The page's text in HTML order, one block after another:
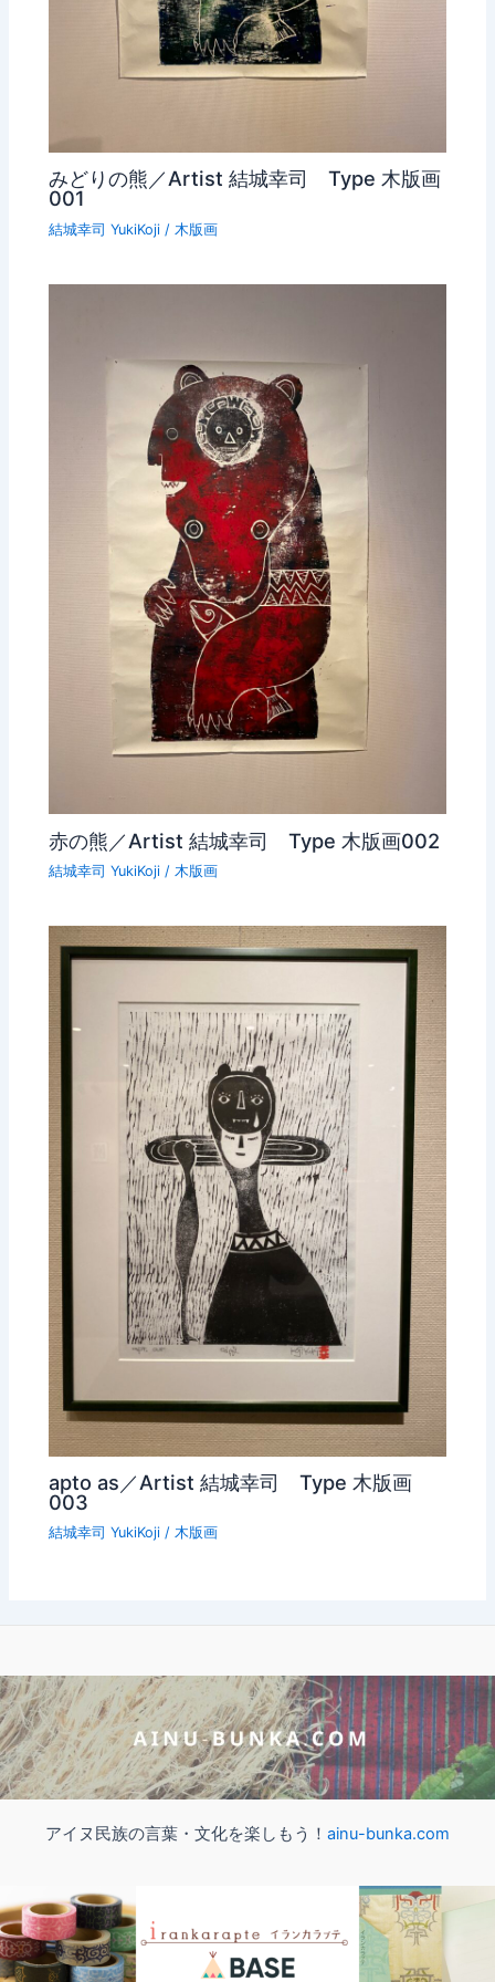
みどりの熊／Artist 結城幸司 Type 木版画
001
結城幸司 YukiKoji / 木版画
赤の熊／Artist 結城幸司 Type 木版画002
結城幸司 YukiKoji / 木版画
apto as／Artist 結城幸司 Type 木版画
003
結城幸司 YukiKoji /木版画
アイヌ民族の言葉・文化を楽しもう！ ainu-bunka.com